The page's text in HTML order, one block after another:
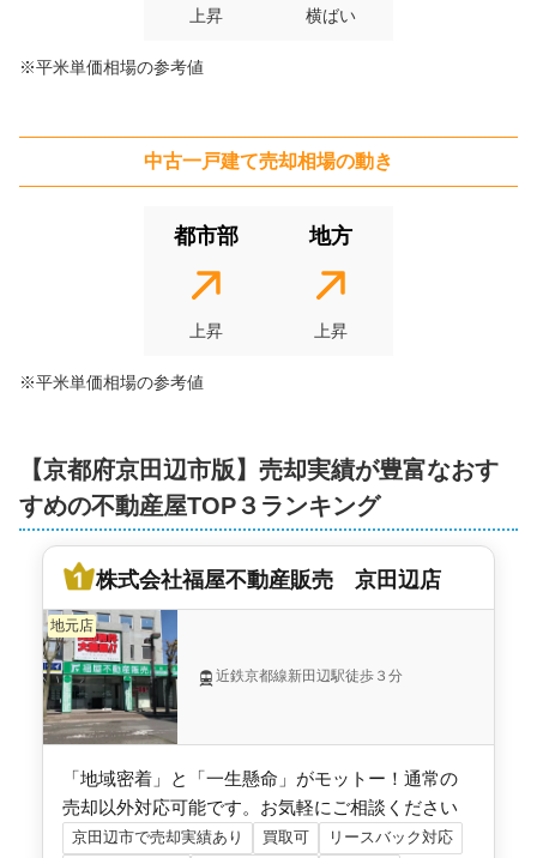
建物面積:102㎡ 土地面積:105㎡
京都府京田辺市薪堀切谷
築年数:16年
京都府京田辺市同志社山手四丁目
階数:
建物面積:110㎡ 土地面積: 173㎡
5,000 万円
京都府京田辺市河原食田
階数:2階 築年数: 5年
建物面積:112㎡ 土地面積:129㎡
上昇 横ばい
※平米単価相場の参考値
中古一戸建て売却相場の動き
都市部
上昇
地方
上昇
※平米単価相場の参考値
【京都府京田辺市版】売却実績が豊富なおす
すめの不動産屋TOP３ランキング
株式会社福屋不動産販売 京田辺店
地元店
近鉄京都線新田辺駅徒歩３分
「地域密着」と「一生懸命」がモットー！通常の
売却以外対応可能です。お気軽にご相談ください
京田辺市で売却実績あり 買取可
リースバック対応